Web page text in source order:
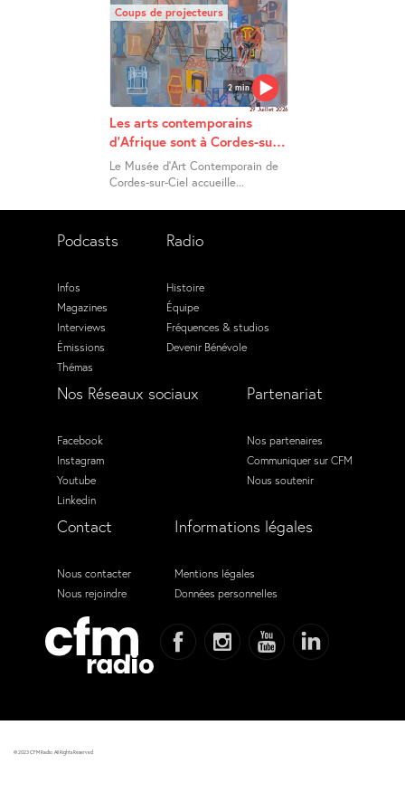
2 min
Coups de projecteurs
29 Juillet 2026
Les arts contemporains
d’Afrique sont à Cordes-sur-
Ciel
Le Musée d’Art Contemporain de
Cordes-sur-Ciel accueille...
Podcasts
Infos
Magazines
Interviews
Émissions
Thémas
Radio
Histoire
Équipe
Fréquences & studios
Devenir Bénévole
Nos Réseaux sociaux
Facebook
Instagram
Youtube
Linkedin
Partenariat
Nos partenaires
Communiquer sur CFM
Nous soutenir
Contact
Nous contacter
Nous rejoindre
Informations légales
Mentions légales
Données personnelles
© 2023 CFM Radio. All Rights Reserved.